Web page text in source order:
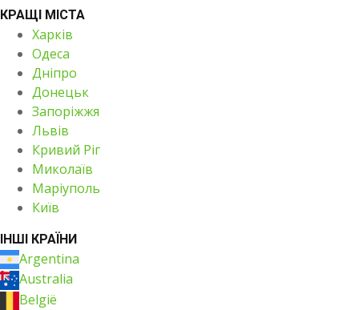
КРАЩІ МІСТА
Харків
Одеса
Дніпро
Донецьк
Запоріжжя
Львів
Кривий Ріг
Миколаїв
Маріуполь
Київ
ІНШІ КРАЇНИ
Argentina
Australia
België